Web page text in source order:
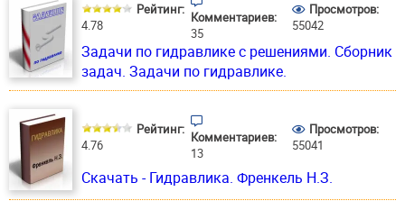
Рейтинг:
4.78
Комментариев:
35
Просмотров:
55042
Задачи по гидравлике с решениями. Сборник
задач. Задачи по гидравлике.
Рейтинг:
4.76
Комментариев:
13
Просмотров:
55041
Скачать - Гидравлика. Френкель Н.З.